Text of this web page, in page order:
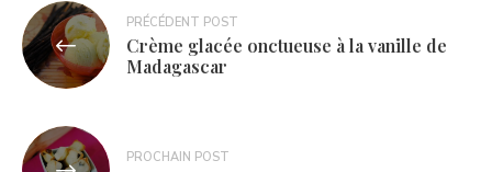
Navigation
de
l’article
PRÉCÉDENT POST
Crème glacée onctueuse à la vanille de
Madagascar
PROCHAIN POST